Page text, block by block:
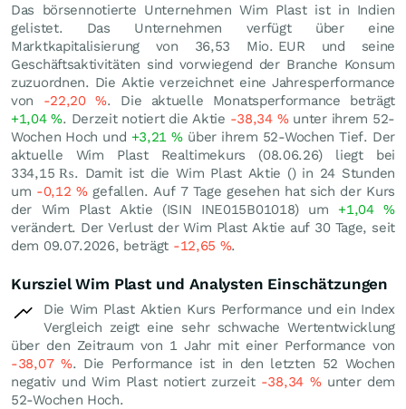
Das börsennotierte Unternehmen Wim Plast ist in Indien
gelistet. Das Unternehmen verfügt über eine
Marktkapitalisierung von 36,53 Mio. EUR und seine
Geschäftsaktivitäten sind vorwiegend der Branche Konsum
zuzuordnen. Die Aktie verzeichnet eine Jahresperformance
von -22,20%. Die aktuelle Monatsperformance beträgt
+1,04%. Derzeit notiert die Aktie -38,34 %unter ihrem 52-
Wochen Hoch und +3,21%über ihrem 52-Wochen Tief. Der
aktuelle Wim Plast Realtimekurs (08.06.26) liegt bei
334,15 ₨. Damit ist die Wim Plast Aktie () in 24 Stunden
um -0,12%gefallen. Auf 7 Tage gesehen hat sich der Kurs
der Wim Plast Aktie (ISIN INE015B01018) um +1,04%
verändert. Der Verlust der Wim Plast Aktie auf 30 Tage, seit
dem 09.07.2026, beträgt -12,65 %.
Kursziel Wim Plast und Analysten Einschätzungen
Die Wim Plast Aktien Kurs Performance und ein Index
Vergleich zeigt eine sehr schwache Wertentwicklung
über den Zeitraum von 1 Jahr mit einer Performance von
-38,07 %. Die Performance ist in den letzten 52 Wochen
negativ und Wim Plast notiert zurzeit -38,34 %unter dem
52-Wochen Hoch.